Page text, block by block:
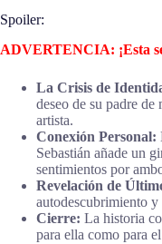
Spoiler:
ADVERTENCIA: ¡Esta
La Crisis de
deseo de su padre de
artista.
Conexión Personal:
Sebastián añade un
sentimientos por
Revelación de
autodescubrimiento
Cierre: La historia
para ella como para